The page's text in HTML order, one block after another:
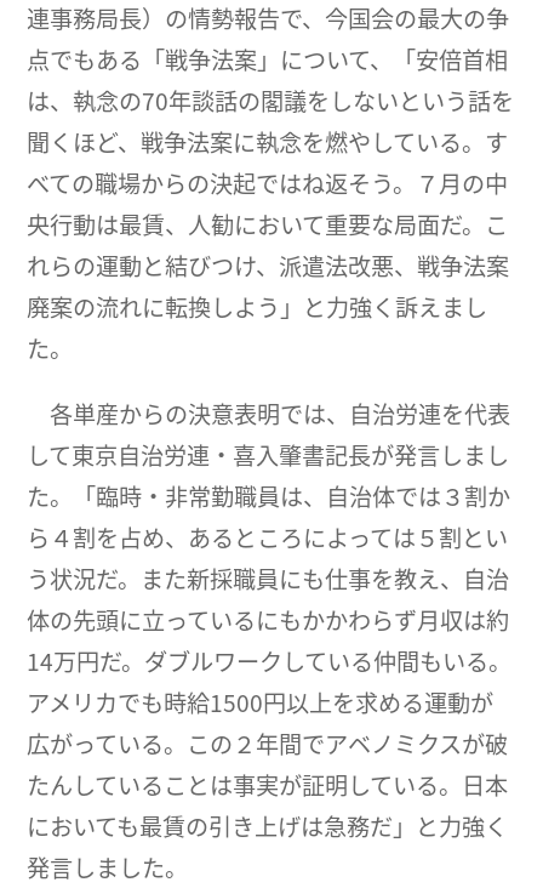
連事務局長）の情勢報告で、今国会の最大の争
点でもある「戦争法案」について、「安倍首相
は、執念の70年談話の閣議をしないという話を
聞くほど、戦争法案に執念を燃やしている。す
べての職場からの決起ではね返そう。７月の中
央行動は最賃、人勧において重要な局面だ。こ
れらの運動と結びつけ、派遣法改悪、戦争法案
廃案の流れに転換しよう」と力強く訴えまし
た。
各単産からの決意表明では、自治労連を代表
して東京自治労連・喜入肇書記長が発言しまし
た。「臨時・非常勤職員は、自治体では３割か
ら４割を占め、あるところによっては５割とい
う状況だ。また新採職員にも仕事を教え、自治
体の先頭に立っているにもかかわらず月収は約
14万円だ。ダブルワークしている仲間もいる。
アメリカでも時給1500円以上を求める運動が
広がっている。この２年間でアベノミクスが破
たんしていることは事実が証明している。日本
においても最賃の引き上げは急務だ」と力強く
発言しました。